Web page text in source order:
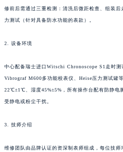
修前后需通过三重检测：清洗后微距检查、组装
力测试（针对具备防水功能的表款）。
2. 设备环境
中心配备瑞士进口Witschi Chronoscope S1走时
Vibrograf M600多功能校表仪、Heise压力测试罐
22℃±1℃、湿度45%±5%，所有操作台配有防静电
受静电或粉尘干扰。
3. 技师介绍
维修团队由品牌认证的资深制表师组成，每位技